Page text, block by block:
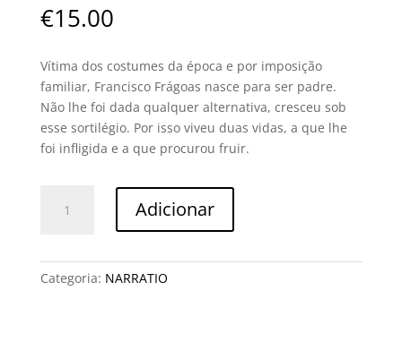
€15.00
Vítima dos costumes da época e por imposição
familiar, Francisco Frágoas nasce para ser padre.
Não lhe foi dada qualquer alternativa, cresceu sob
esse sortilégio. Por isso viveu duas vidas, a que lhe
foi infligida e a que procurou fruir.
do
Adicionar
Categoria: NARRATIO